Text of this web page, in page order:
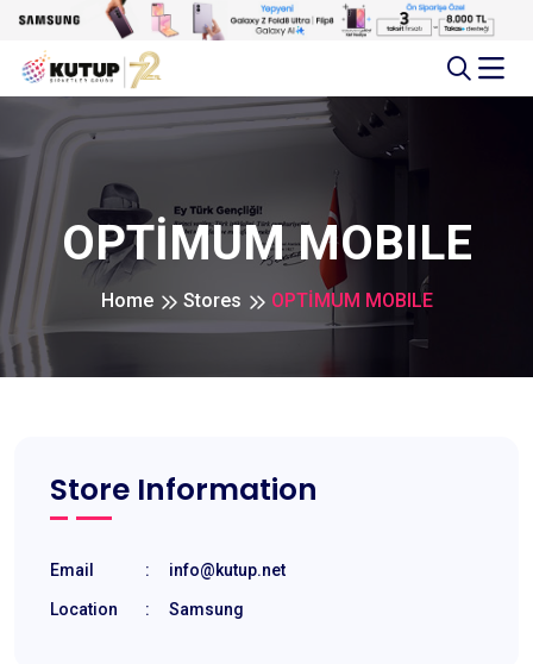
OPTİMUM MOBILE
Home Stores OPTİMUM MOBILE
Store Information
Email : info@kutup.net
Location : Samsung